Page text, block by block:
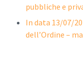
pubbliche e
In data 13/07/
dell’Ordine –